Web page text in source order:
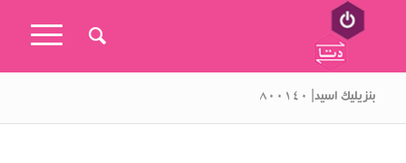
بنزیلیک اسید| ۸۰۰۱۴۰